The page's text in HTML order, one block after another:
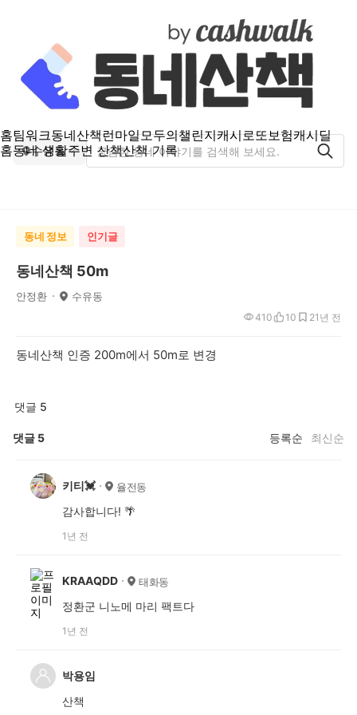
홈팀워크동네산책런마일모두의챌린지캐시로또보험캐시딜
홈동네 생활주변 산책산책 기록
수유동
동네 정보 인기글
동네산책 50m
안정환 수유동
1년 전
410 10 2
동네산책 인증 200m에서 50m로 변경
댓글 5
댓글 5 등록순 최신순
키티💓 율전동
감사합니다! 🌴
1년 전
KRAAQDD 태화동
정환군 니노메 마리 팩트다
1년 전
박용임
산책